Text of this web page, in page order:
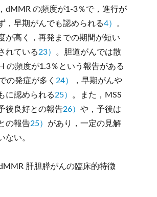
dMMR の頻度が1-3％で，進行が
，早期がんでも認められる4） 。
が高く，再発までの期間が短い
れている23） 。胆道がんでは散
の頻度が1.3％という報告がある
の発症が多く24）
，早期がんや
に認められる25） 。また，MSS
後良好との報告26）や，予後は
の報告25） があり，一定の見解
ない。
肝胆膵がんの臨床的特徴